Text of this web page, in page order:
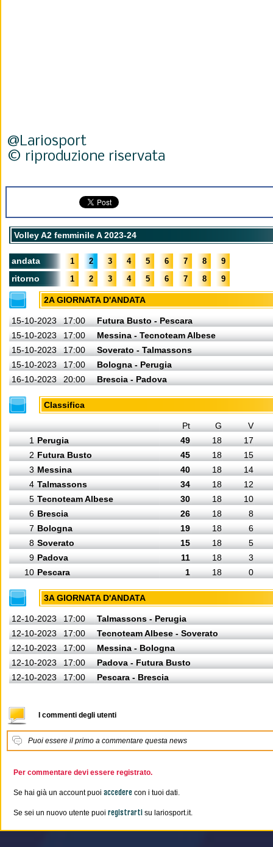
@Lariosport
© riproduzione riservata
Volley A2 femminile A 2023-24
andata 1 2 3 4 5 6 7 8 9
ritorno 1 2 3 4 5 6 7 8 9
2A GIORNATA D'ANDATA
15-10-2023 17:00
Futura Busto - Pescara
15-10-2023
17:00
Messina - Tecnoteam Albese
15-10-2023
17:00
Soverato - Talmassons
15-10-2023
17:00
Bologna - Perugia
16-10-2023
20:00 Brescia - Padova
Classifica
Pt G
V
1 Perugia 49 18
17
2 Futura Busto 45 18
15
3 Messina 40 18
14
4 Talmassons 34 18
12
5 Tecnoteam Albese 30 18
10
6 Brescia 26 18
8
7 Bologna 19 18
6
8 Soverato 15 18
5
9 Padova 11 18
3
10 Pescara 1 18 0
3A GIORNATA D'ANDATA
12-10-2023 17:00
Talmassons - Perugia
12-10-2023
17:00
Tecnoteam Albese - Soverato
12-10-2023
17:00
Messina - Bologna
12-10-2023
17:00
Padova - Futura Busto
12-10-2023
17:00 Pescara - Brescia
I commenti degli utenti
Puoi essere il primo a commentare questa news
Per commentare devi essere registrato.
Se hai già un account puoi accedere con i tuoi dati.
Se sei un nuovo utente puoi registrarti su lariosport.it.